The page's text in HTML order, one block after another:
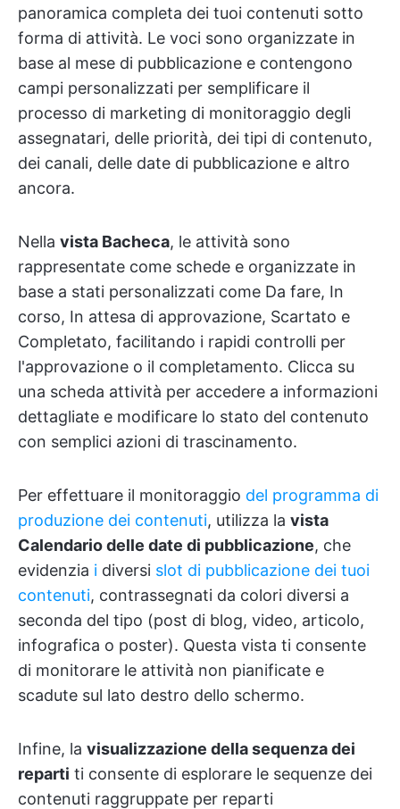
panoramica completa dei tuoi contenuti sotto
forma di attività. Le voci sono organizzate in
base al mese di pubblicazione e contengono
campi personalizzati per semplificare il
processo di marketing di monitoraggio degli
assegnatari, delle priorità, dei tipi di contenuto,
dei canali, delle date di pubblicazione e altro
ancora.
Nella vista Bacheca, le attività sono
rappresentate come schede e organizzate in
base a stati personalizzati come Da fare, In
corso, In attesa di approvazione, Scartato e
Completato, facilitando i rapidi controlli per
l'approvazione o il completamento. Clicca su
una scheda attività per accedere a informazioni
dettagliate e modificare lo stato del contenuto
con semplici azioni di trascinamento.
Per effettuare il monitoraggio del programma di
produzione dei contenuti, utilizza la vista
Calendario delle date di pubblicazione, che
evidenzia i diversi slot di pubblicazione dei tuoi
contenuti, contrassegnati da colori diversi a
seconda del tipo (post di blog, video, articolo,
infografica o poster). Questa vista ti consente
di monitorare le attività non pianificate e
scadute sul lato destro dello schermo.
Infine, la visualizzazione della sequenza dei
reparti ti consente di esplorare le sequenze dei
contenuti raggruppate per reparti